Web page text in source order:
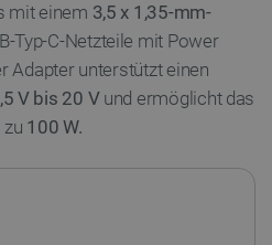
mit einem 3,5 x 1,35-mm-
Typ-C-Netzteile mit Power
Adapter unterstützt einen
V bis 20 Vund ermöglicht das
zu 100 W.